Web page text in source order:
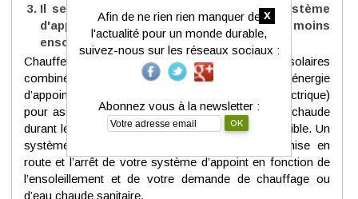
Il sera toujours nécessaire d'avoir un système
d'appoint pour les périodes les moins
ensoleillées.
Chauffe eau solaire (CESI) ou systèmes solaires
combinés, vous aurez toujours besoin d’une énergie
d’appoint (pompe à chaleur, chaudière, ballon électrique)
pour assurer le chauffage ou la production d’eau chaude
durant les périodes où l’ensoleillement sera trop faible. Un
système de régulation électronique gérera la mise en
route et l’arrêt de votre système d’appoint en fonction de
l’ensoleillement et de votre demande de chauffage ou
d’eau chaude sanitaire.
x
Afin de ne rien rien manquer de
l'actualité pour un monde durable,
suivez-nous sur les réseaux sociaux :
Abonnez vous à la newsletter :